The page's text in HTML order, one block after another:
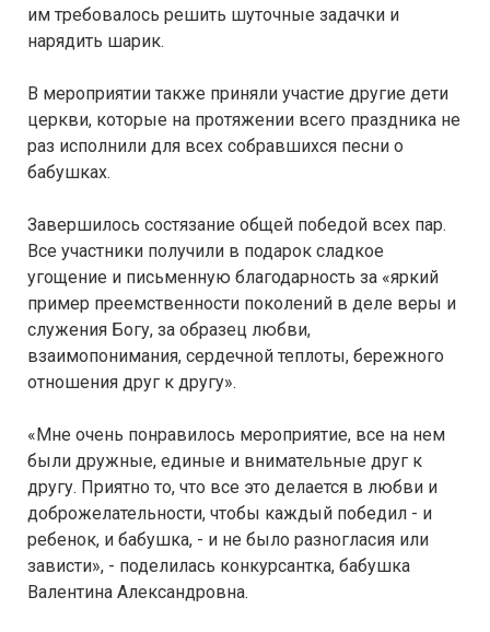
им требовалось решить шуточные задачки и
нарядить шарик.
В мероприятии также приняли участие другие дети
церкви, которые на протяжении всего праздника не
раз исполнили для всех собравшихся песни о
бабушках.
Завершилось состязание общей победой всех пар.
Все участники получили в подарок сладкое
угощение и письменную благодарность за «яркий
пример преемственности поколений в деле веры и
служения Богу, за образец любви,
взаимопонимания, сердечной теплоты, бережного
отношения друг к другу».
«Мне очень понравилось мероприятие, все на нем
были дружные, единые и внимательные друг к
другу. Приятно то, что все это делается в любви и
доброжелательности, чтобы каждый победил - и
ребенок, и бабушка, - и не было разногласия или
зависти», - поделилась конкурсантка, бабушка
Валентина Александровна.